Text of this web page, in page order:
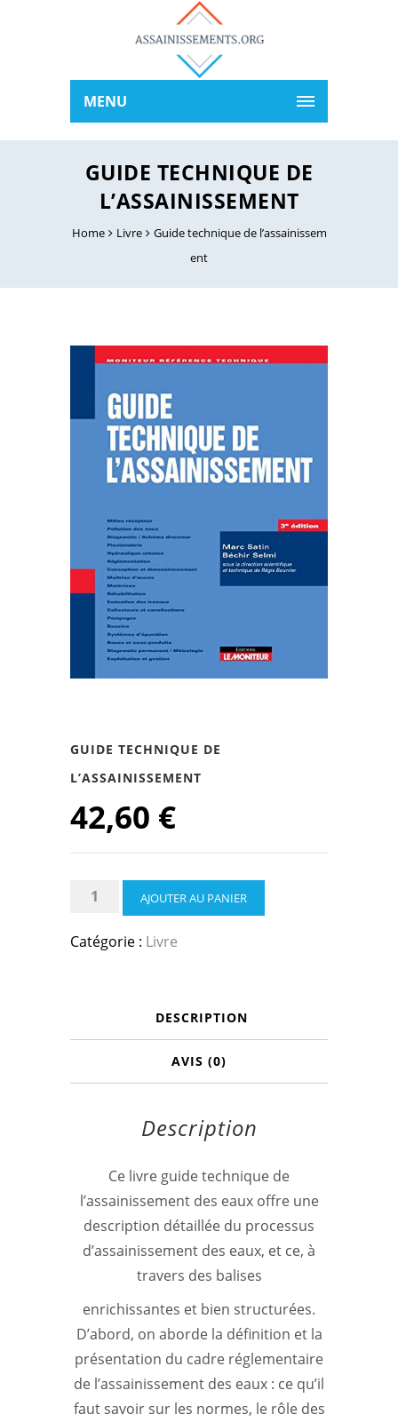
MENU
GUIDE TECHNIQUE DE
L’ASSAINISSEMENT
Home Livre
Guide technique de l’assainissem
ent
GUIDE TECHNIQUE DE
L’ASSAINISSEMENT
42,60 €
quantité
Guide
l'assainissement
AJOUTER AU PANIER
Catégorie : Livre
DESCRIPTION
AVIS (0)
Description
Ce livre guide technique de
l’assainissement des eaux offre une
description détaillée du processus
d’assainissement des eaux, et ce, à
travers des balises
enrichissantes et bien structurées.
D’abord, on aborde la définition et la
présentation du cadre réglementaire
de l’assainissement des eaux : ce qu’il
faut savoir sur les normes, le rôle des